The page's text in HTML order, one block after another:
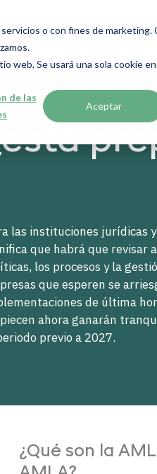
o con fines de
web. Se usará una sola cookie
de las
Aceptar
las instituciones jurídicas
que habrá que revisar
los procesos y la
que esperen se
de última
ahora ganarán
previo a 2027.
¿Qué son la